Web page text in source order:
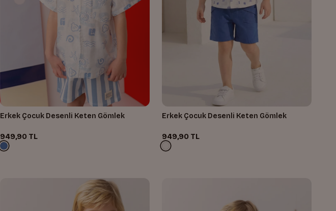
Erkek Çocuk Desenli Keten Gömlek
949,90 TL
Erkek Çocuk Desenli Keten Gömlek
949,90 TL